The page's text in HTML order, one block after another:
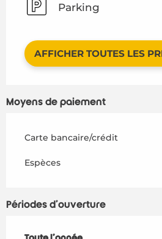
Parking
AFFICHER TOUTES LES
Moyens de paiement
Carte bancaire/crédit
Espèces
Périodes d'ouverture